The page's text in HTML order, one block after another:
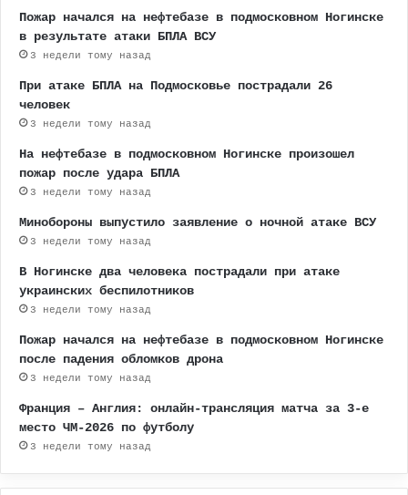
Пожар начался на нефтебазе в подмосковном Ногинске
в результате атаки БПЛА ВСУ
3 недели тому назад
При атаке БПЛА на Подмосковье пострадали 26
человек
3 недели тому назад
На нефтебазе в подмосковном Ногинске произошел
пожар после удара БПЛА
3 недели тому назад
Минобороны выпустило заявление о ночной атаке ВСУ
3 недели тому назад
В Ногинске два человека пострадали при атаке
украинских беспилотников
3 недели тому назад
Пожар начался на нефтебазе в подмосковном Ногинске
после падения обломков дрона
3 недели тому назад
Франция – Англия: онлайн-трансляция матча за 3-е
место ЧМ-2026 по футболу
3 недели тому назад